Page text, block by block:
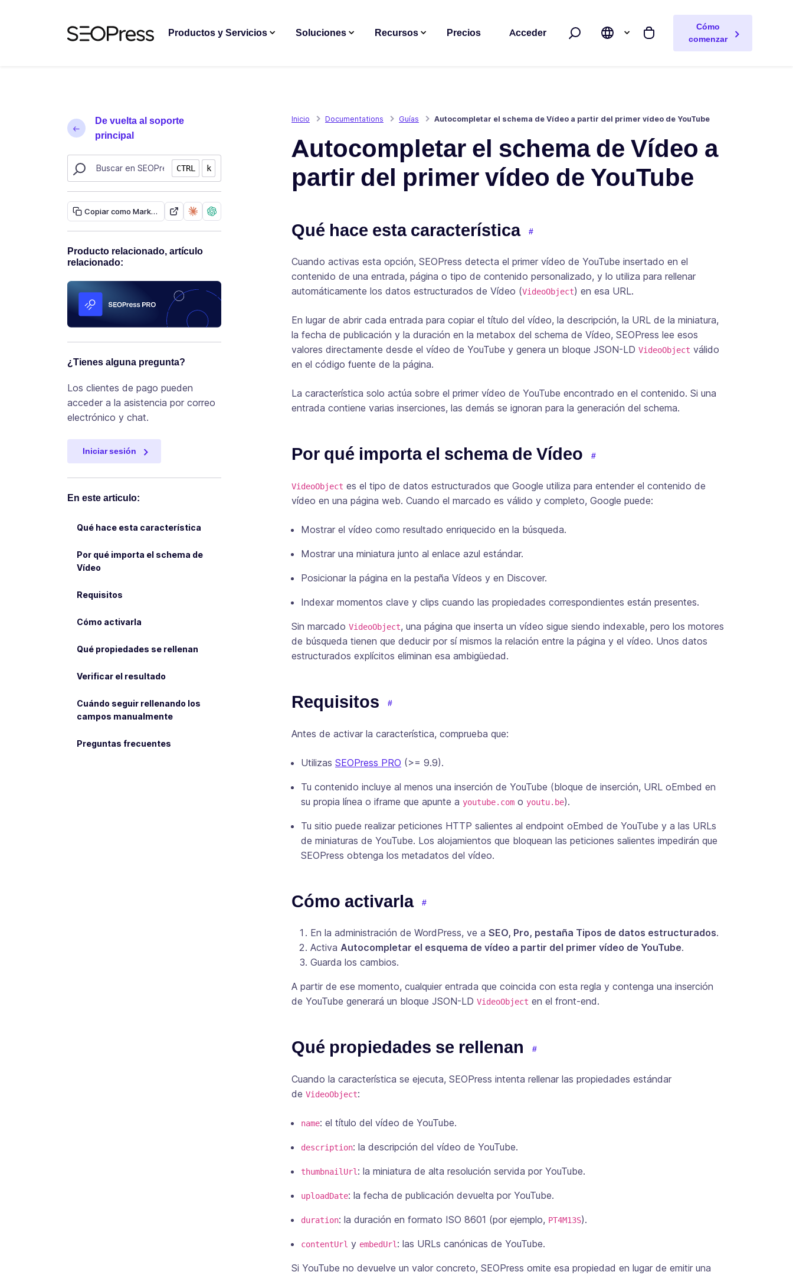
Productos y Servicios Soluciones Recursos Precios Acceder
Buscar Mi carrito
Cómo
comenzar
De vuelta al soporte
principal
Buscar recursos de SEOPress
CTRL k
Copiar como Markdown
Producto relacionado, artículo
relacionado:
¿Tienes alguna pregunta?
Los clientes de pago pueden
acceder a la asistencia por correo
electrónico y chat.
Iniciar sesión
En este articulo:
Qué hace esta característica
Por qué importa el schema de
Vídeo
Requisitos
Cómo activarla
Qué propiedades se rellenan
Verificar el resultado
Cuándo seguir rellenando los
campos manualmente
Preguntas frecuentes
Inicio Documentations Guías Autocompletar el schema de Vídeo a partir del primer vídeo de YouTube
Autocompletar el schema de Vídeo a
partir del primer vídeo de YouTube
Qué hace esta característica
Cuando activas esta opción, SEOPress detecta el primer vídeo de YouTube insertado en el
contenido de una entrada, página o tipo de contenido personalizado, y lo utiliza para rellenar
automáticamente los datos estructurados de Vídeo (VideoObject) en esa URL.
En lugar de abrir cada entrada para copiar el título del vídeo, la descripción, la URL de la miniatura,
la fecha de publicación y la duración en la metabox del schema de Vídeo, SEOPress lee esos
valores directamente desde el vídeo de YouTube y genera un bloque JSON-LD VideoObject válido
en el código fuente de la página.
La característica solo actúa sobre el primer vídeo de YouTube encontrado en el contenido. Si una
entrada contiene varias inserciones, las demás se ignoran para la generación del schema.
Por qué importa el schema de Vídeo
VideoObject es el tipo de datos estructurados que Google utiliza para entender el contenido de
vídeo en una página web. Cuando el marcado es válido y completo, Google puede:
Mostrar el vídeo como resultado enriquecido en la búsqueda.
Mostrar una miniatura junto al enlace azul estándar.
Posicionar la página en la pestaña Vídeos y en Discover.
Indexar momentos clave y clips cuando las propiedades correspondientes están presentes.
Sin marcado VideoObject, una página que inserta un vídeo sigue siendo indexable, pero los motores
de búsqueda tienen que deducir por sí mismos la relación entre la página y el vídeo. Unos datos
estructurados explícitos eliminan esa ambigüedad.
Requisitos
Antes de activar la característica, comprueba que:
Utilizas SEOPress PRO (>= 9.9).
Tu contenido incluye al menos una inserción de YouTube (bloque de inserción, URL oEmbed en
su propia línea o iframe que apunte a youtube.com o youtu.be).
Tu sitio puede realizar peticiones HTTP salientes al endpoint oEmbed de YouTube y a las URLs
de miniaturas de YouTube. Los alojamientos que bloquean las peticiones salientes impedirán que
SEOPress obtenga los metadatos del vídeo.
Cómo activarla
En la administración de WordPress, ve a SEO, Pro, pestaña Tipos de datos estructurados.
Activa Autocompletar el esquema de vídeo a partir del primer vídeo de YouTube.
Guarda los cambios.
A partir de ese momento, cualquier entrada que coincida con esta regla y contenga una inserción
de YouTube generará un bloque JSON-LD VideoObject en el front-end.
Qué propiedades se rellenan
Cuando la característica se ejecuta, SEOPress intenta rellenar las propiedades estándar
de VideoObject:
name: el título del vídeo de YouTube.
description: la descripción del vídeo de YouTube.
thumbnailUrl : la miniatura de alta resolución servida por YouTube.
uploadDate: la fecha de publicación devuelta por YouTube.
duration: la duración en formato ISO 8601 (por ejemplo, PT4M13S).
contentUrl y embedUrl : las URLs canónicas de YouTube.
Si YouTube no devuelve un valor concreto, SEOPress omite esa propiedad en lugar de emitir una